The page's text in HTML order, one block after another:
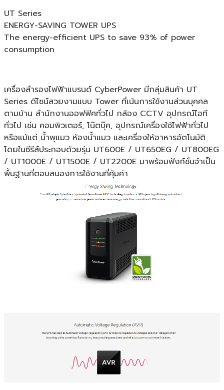
UT Series
ENERGY-SAVING TOWER UPS
The energy-efficient UPS to save 93% of power
consumption
เครื่องสำรองไฟฟ้าแบรนด์ CyberPower มีกลุ่มสินค้า UT
Series ดีไซน์สวยงามแบบ Tower ที่เน้นการใช้งานส่วนบุคคล
ตามบ้าน สำนักงานออฟฟิศทั่วไป กล้อง CCTV อุปกรณ์ไอที
ทั่วไป เช่น คอมพิวเตอร์, โน๊ตบุ๊ค, อุปกรณ์เครื่องใช้ไฟฟ้าทั่วไป
หรือแม้แต่ น้ำพุแมว ห้องน้ำแมว และเครื่องให้อาหารอัตโนมัติ
โดยในซีรีส์ประกอบด้วยรุ่น UT600E / UT650EG / UT800EG
/ UT1000E / UT1500E / UT2200E มาพร้อมฟังก์ชั่นจำเป็น
พื้นฐานที่ตอบสนองการใช้งานที่คุ้มค่า